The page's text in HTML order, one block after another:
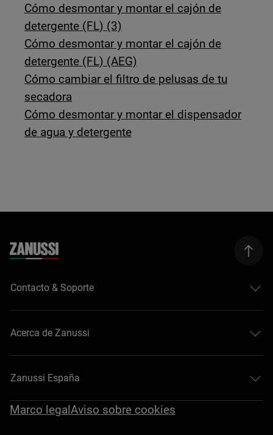
Cómo desmontar y montar el cajón de
detergente (FL) (3)
Cómo desmontar y montar el cajón de
detergente (FL) (AEG)
Cómo cambiar el filtro de pelusas de tu
secadora
Cómo desmontar y montar el dispensador
de agua y detergente
Contacto & Soporte
Acerca de Zanussi
Zanussi España
Marco legalAviso sobre cookies